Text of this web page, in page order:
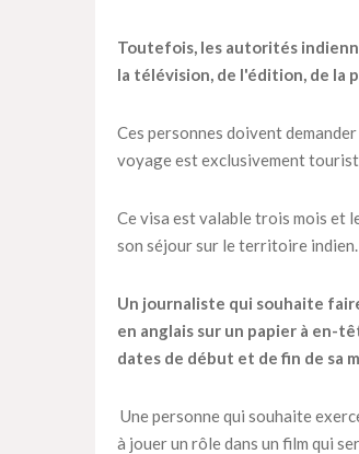
Toutefois, les autorités
la télévision, de l'édition, de la
Ces personnes doivent
voyage est exclusivement
Ce visa est valable trois mois et
son séjour sur le territoire indien.
Un journaliste qui souhaite
en anglais sur un papier à en-
dates de début et de fin de sa
Une personne qui souhaite
à jouer un rôle dans un film qui